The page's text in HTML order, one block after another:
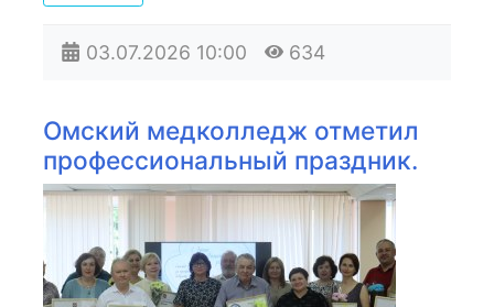
03.07.2026 10:00 634
Омский медколледж отметил
профессиональный праздник.